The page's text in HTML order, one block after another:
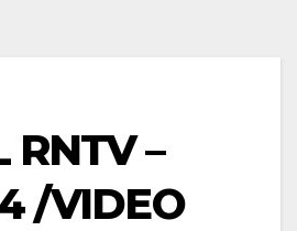
RNTV –
/VIDEO